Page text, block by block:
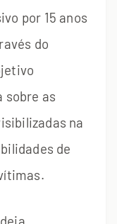
por 15 anos
do
sobre as
na
de